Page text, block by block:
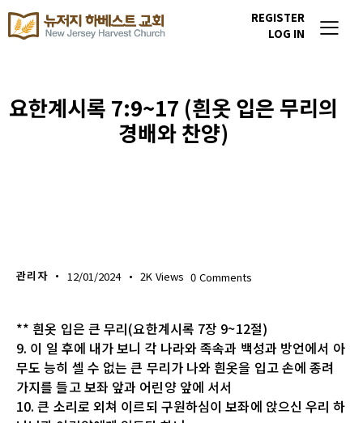
REGISTER
LOG IN
요한계시록 7:9~17 (흰옷 입은 무리의
경배와 찬양)
관리자 12/01/2024 2K Views 0 Comments
** 흰옷 입은 큰 무리(요한계시록 7장 9~12절)
9. 이 일 후에 내가 보니 각 나라와 족속과 백성과 방언에서 아
무도 능히 셀 수 없는 큰 무리가 나와 흰옷을 입고 손에 종려
가지를 들고 보좌 앞과 어린양 앞에 서서
10. 큰 소리로 외쳐 이르되 구원하심이 보좌에 앉으신 우리 하